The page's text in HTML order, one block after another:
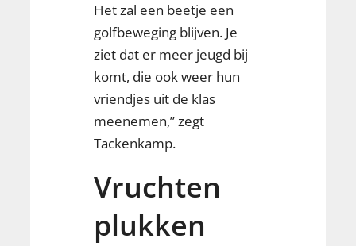
Het zal een beetje een
golfbeweging blijven. Je
ziet dat er meer jeugd bij
komt, die ook weer hun
vriendjes uit de klas
meenemen,” zegt
Tackenkamp.
Vruchten
plukken